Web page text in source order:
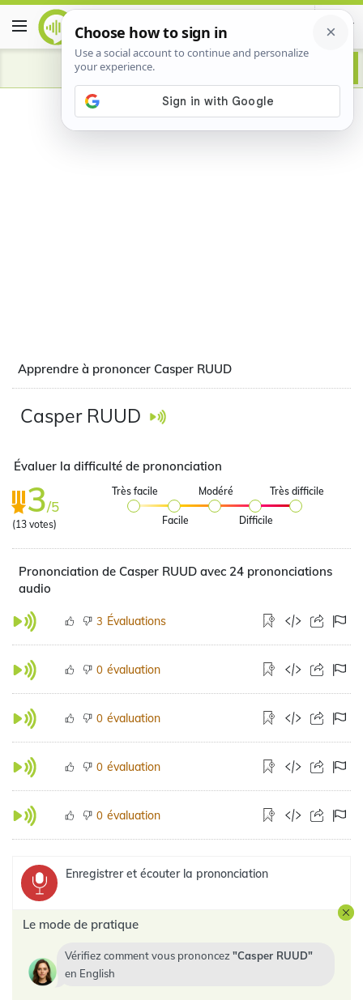
Advertisement
Apprendre à prononcer Casper RUUD
Casper RUUD
Évaluer la difficulté de prononciation
3/5
(13 votes)
Très facile
Facile
Modéré
Difficile
Très difficile
Prononciation de Casper RUUD avec 24 prononciations
audio
3 Évaluations
0 évaluation
0 évaluation
0 évaluation
0 évaluation
Enregistrer et écouter la prononciation
Le mode de pratique
Vérifiez comment vous prononcez
Casper RUUD
en English